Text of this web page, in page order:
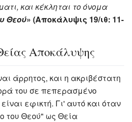
και κέκληται το όνομα
Θεού» (Αποκάλυψις 19/ιθ: 11-
Αποκάλυψης
άρρητος, και η ακριβέστατη
του σε πεπερασμένο
εφικτή. Γι' αυτό και όταν
του Θεού" ως Θεία